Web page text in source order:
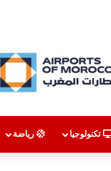
تكنولوجيا رياضة